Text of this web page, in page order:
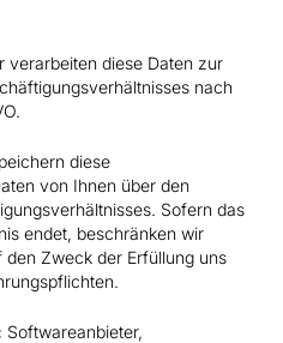
verarbeiten diese Daten zur
nach
diese
von Ihnen über den
Sofern das
endet, beschränken wir
den Zweck der Erfüllung uns
Softwareanbieter,